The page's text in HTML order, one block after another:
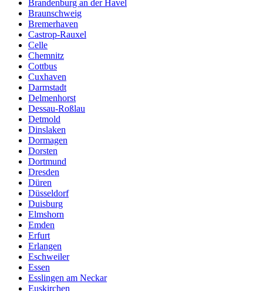
Brandenburg an der Havel
Braunschweig
Bremerhaven
Castrop-Rauxel
Celle
Chemnitz
Cottbus
Cuxhaven
Darmstadt
Delmenhorst
Dessau-Roßlau
Detmold
Dinslaken
Dormagen
Dorsten
Dortmund
Dresden
Düren
Düsseldorf
Duisburg
Elmshorn
Emden
Erfurt
Erlangen
Eschweiler
Essen
Esslingen am Neckar
Euskirchen